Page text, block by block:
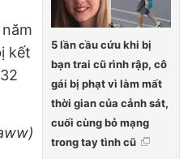
5 lần cầu cứu khi bị
bạn trai cũ rình rập, cô
gái bị phạt vì làm mất
thời gian của cảnh sát,
cuối cùng bỏ mạng
trong tay tình cũ
kết